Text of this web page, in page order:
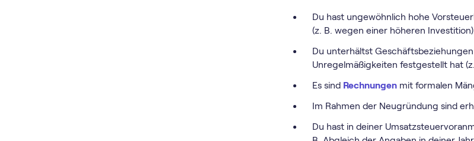
Du hast ungewöhnlich hohe
(z. B. wegen einer höheren
Du unterhältst
Unregelmäßigkeiten festgestellt hat
Es sind Rechnungenmit formalen
Im Rahmen der Neugründung sind
Du hast in deiner